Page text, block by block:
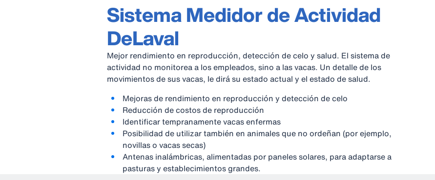
Sistema Medidor de Actividad
DeLaval
Mejor rendimiento en reproducción, detección de celo y salud. El sistema de
actividad no monitorea a los empleados, sino a las vacas. Un detalle de los
movimientos de sus vacas, le dirá su estado actual y el estado de salud.
Mejoras de rendimiento en reproducción y detección de celo
Reducción de costos de reproducción
Identificar tempranamente vacas enfermas
Posibilidad de utilizar también en animales que no ordeñan (por ejemplo,
novillas o vacas secas)
Antenas inalámbricas, alimentadas por paneles solares, para adaptarse a
pasturas y establecimientos grandes.